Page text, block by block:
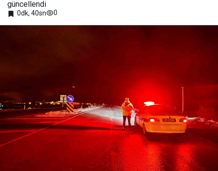
güncellendi
0dk, 40sn 0